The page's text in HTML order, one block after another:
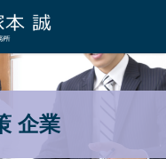
企業